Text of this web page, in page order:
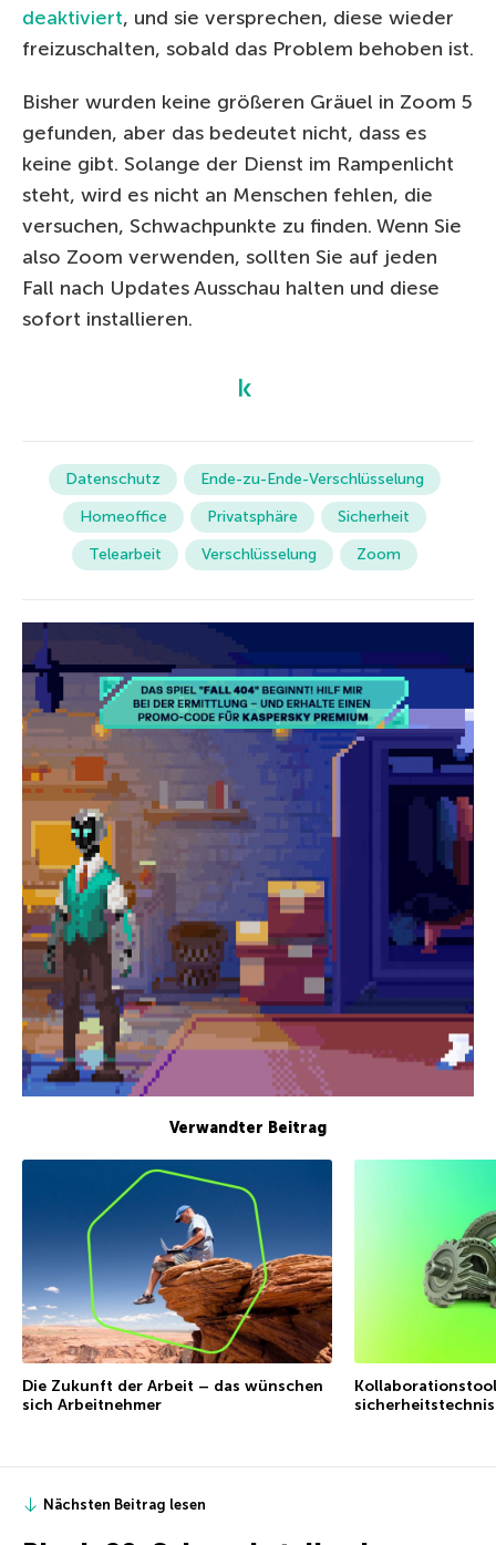
deaktiviert, und sie versprechen, diese wieder
freizuschalten, sobald das Problem behoben ist.
Bisher wurden keine größeren Gräuel in Zoom 5
gefunden, aber das bedeutet nicht, dass es
keine gibt. Solange der Dienst im Rampenlicht
steht, wird es nicht an Menschen fehlen, die
versuchen, Schwachpunkte zu finden. Wenn Sie
also Zoom verwenden, sollten Sie auf jeden
Fall nach Updates Ausschau halten und diese
sofort installieren.
Datenschutz
Ende-zu-Ende-Verschlüsselung
Homeoffice
Privatsphäre
Sicherheit
Telearbeit
Verschlüsselung Zoom
Verwandter Beitrag
Die Zukunft der Arbeit – das wünschen
sich Arbeitnehmer
Nächsten Beitrag lesen